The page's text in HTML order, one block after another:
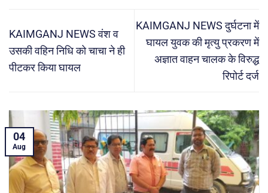
KAIMGANJ NEWS वंश व
उसकी वहिन निधि को चाचा ने ही
पीटकर किया घायल
KAIMGANJ NEWS दुर्घटना में
घायल युवक की मृत्यु प्रकरण में
अज्ञात वाहन चालक के विरुद्ध
रिपोर्ट दर्ज
04
Aug